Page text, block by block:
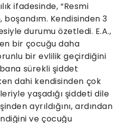
ifadesinde, “Resmi
Kendisinden 3
durumu özetledi. E.A.,
bir çocuğu daha
bir evlilik geçirdiğini
sürekli şiddet
dahi kendisinden çok
yaşadığı şiddeti dile
ayrıldığını, ardından
ve çocuğu